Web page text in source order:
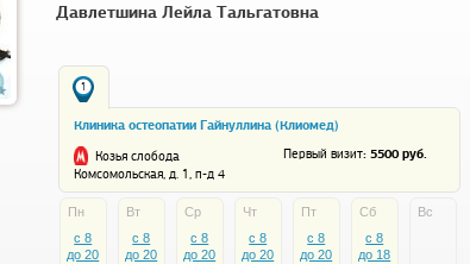
Давлетшина Лейла Тальгатовна
1
Клиника остеопатии Гайнуллина (Клиомед)
Козья слобода
Комсомольская, д. 1, п-д 4
Первый визит: 5500 руб.
Пн
c 8
до 20
Вт
c 8
до 20
Ср
c 8
до 20
Чт
c 8
до 20
Пт
c 8
до 20
Сб
c 8
до 18
Вс